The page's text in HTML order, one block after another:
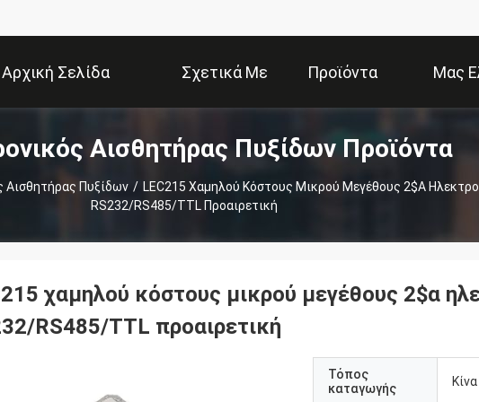
Αρχική Σελίδα Σχετικά Με
Εμάς
Προϊόντα Μας
Αισθητήρας Πυξίδων Προϊόντα
Αισθητήρας Πυξίδων / LEC215 Χαμηλού Κόστους Μικρού Μεγέθους 2$α
RS232/RS485/TTL Προαιρετική
χαμηλού κόστους μικρού μεγέθους 2$α
RS485/TTL προαιρετική
Τόπος
καταγωγής
Κίνα